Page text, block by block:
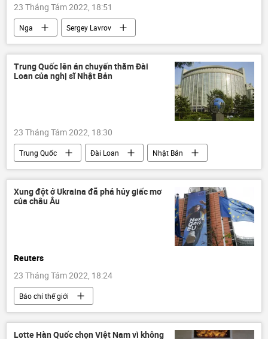
23 Tháng Tám 2022, 18:51
Nga
Sergey Lavrov
Bộ Ngoại giao Nga
Syria
Israel
Chính trị
Trung Quốc lên án chuyến thăm Đài
Loan của nghị sĩ Nhật Bản
23 Tháng Tám 2022, 18:30
Trung Quốc Đài Loan
Nhật Bản
chuyến thăm
Chính trị
Bộ Ngoại giao Trung Quốc
Xung đột ở Ukraina đã phá hủy giấc mơ
của châu Âu
Reuters
23 Tháng Tám 2022, 18:24
Báo chí thế giới
Chiến dịch quân sự đặc biệt tại Ukraina
Cuộc khủng hoảng ở Ukraina
Châu Âu
Lotte Hàn Quốc chọn Việt Nam vì không